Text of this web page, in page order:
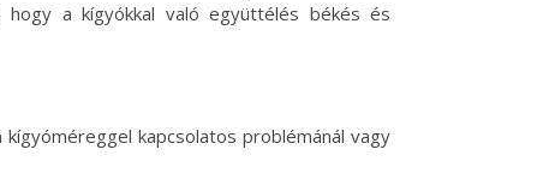
hogy a kígyókkal való együttélés békés és
kapcsolatos problémánál vagy